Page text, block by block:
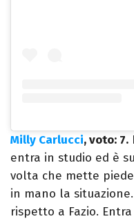
Milly Carlucci, voto: 7.
entra in studio ed è
volta che mette
in mano la
rispetto a Fazio.